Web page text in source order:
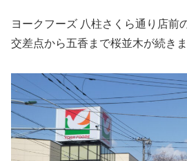
ヨークフーズ 八柱さくら通り店前
交差点から五香まで桜並木が続き